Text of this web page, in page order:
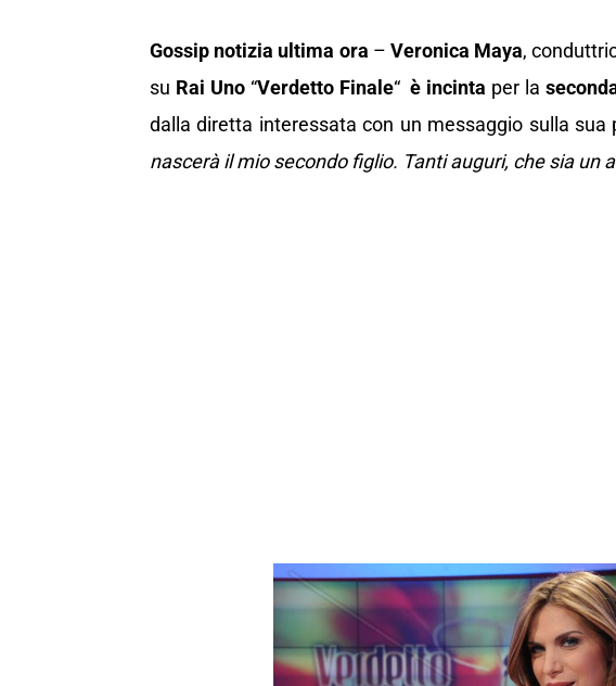
Gossip notizia ultima ora –Veronica Maya,
su Rai Uno“Verdetto Finale“è incinta per la
dalla diretta interessata con un messaggio sulla sua
nascerà il mio secondo figlio. Tanti auguri, che sia un